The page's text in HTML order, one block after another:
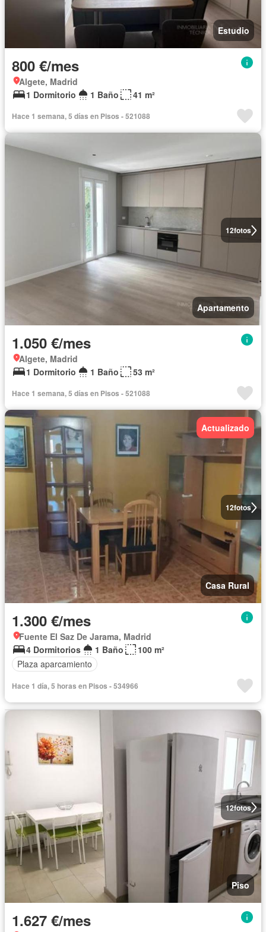
Estudio
800 €/mes
Algete, Madrid
1 Dormitorio
1 Baño 41 m²
Hace 1 semana, 5 días en Pisos - 521088
12fotos
Apartamento
1.050 €/mes
Algete, Madrid
1 Dormitorio
1 Baño 53 m²
Hace 1 semana, 5 días en Pisos - 521088
12fotos
Actualizado
Casa Rural
1.300 €/mes
Fuente El Saz De Jarama, Madrid
4 Dormitorios
1 Baño
100 m²
Plaza aparcamiento
Hace 1 día, 5 horas en Pisos - 534966
12fotos
Piso
1.627 €/mes